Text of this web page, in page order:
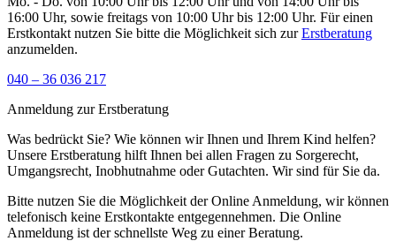
16:00 Uhr, sowie freitags von 10:00 Uhr bis 12:00 Uhr. Für einen
Erstkontakt nutzen Sie bitte die Möglichkeit sich zurErstberatung
anzumelden.
040 – 36 036 217
Anmeldung zur Erstberatung
Was bedrückt Sie? Wie können wir Ihnen und Ihrem Kind helfen?
Unsere Erstberatung hilft Ihnen bei allen Fragen zu Sorgerecht,
Umgangsrecht, Inobhutnahme oder Gutachten. Wir sind für Sie da.
Bitte nutzen Sie die Möglichkeit der Online Anmeldung, wir können
telefonisch keine Erstkontakte entgegennehmen. Die Online
Anmeldung ist der schnellste Weg zu einer Beratung.